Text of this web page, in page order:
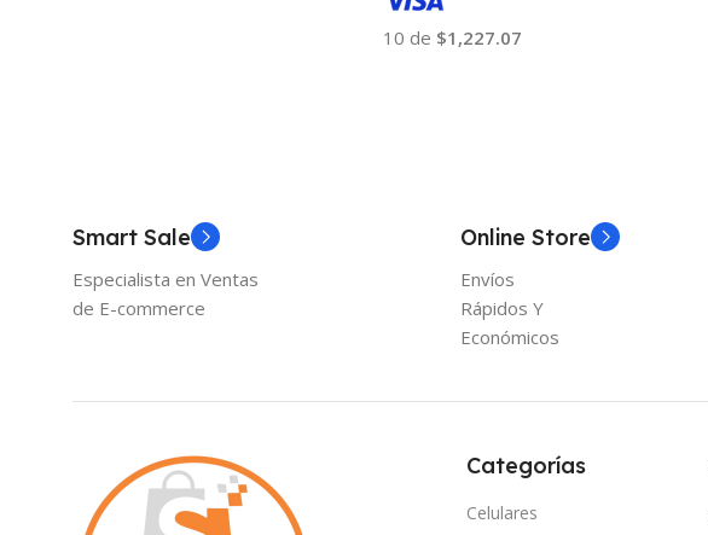
10 de $1,227.07
Smart Sale
Especialista en Ventas
de E-commerce
Online Store
Envíos
Rápidos Y
Económicos
Categorías
Celulares